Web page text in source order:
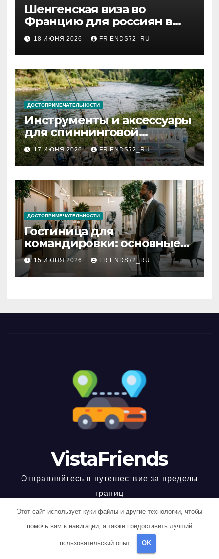
Шенгенская виза во
Францию для россиян в
2026 году: сроки от 3 дней
и список необходимых
документов
18 ИЮНЯ 2026 FRIENDS72_RU
ДОСТОПРИМЕЧАТЕЛЬНОСТИ
Инструменты и аксессуары
для спиннинговой
рыбалки: назначение и
типы
17 ИЮНЯ 2026 FRIENDS72_RU
ДОСТОПРИМЕЧАТЕЛЬНОСТИ
Гостиница для
командировки: основные
критерии выбора
15 ИЮНЯ 2026 FRIENDS72_RU
VistaFriends
Отправляйтесь в путешествие за пределы
границ
Тема: Newspaperex, автор
Этот сайт использует куки-файлы и другие технологии, чтобы
помочь вам в навигации, а также предоставить лучший
пользовательский опыт. OK